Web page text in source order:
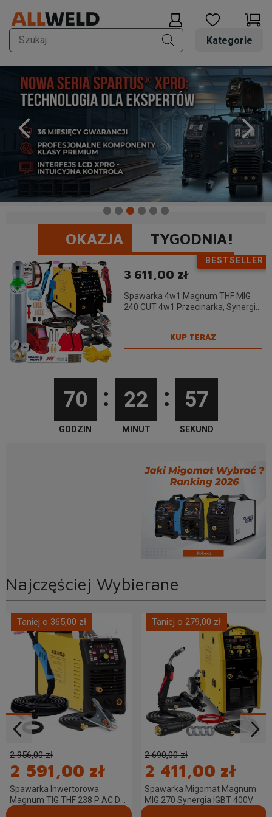
Kategorie
OKAZJA TYGODNIA!
3 611,00 zł
Spawarka 4w1 Magnum THF MIG
240 CUT 4w1 Przecinarka, Synergia,
KUP TERAZ
70
GODZIN
: 22
MINUT
: 55
SEKUND
Najczęściej Wybierane
2 591,00 zł
2 956,00 zł
Spawarka Inwertorowa
Magnum TIG THF 238 P AC DC
Taniej o 365,00 zł
2 411,00 zł
2 690,00 zł
Spawarka Migomat Magnum
MIG 270 Synergia IGBT 400V
Taniej o 279,00 zł